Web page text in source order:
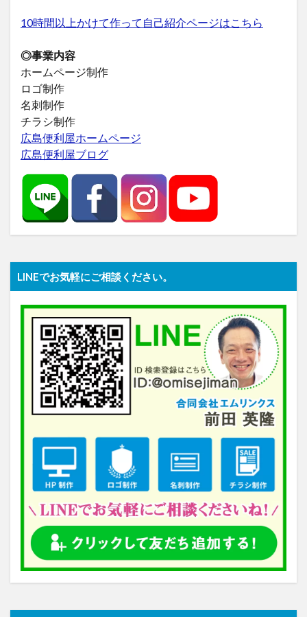
10時間以上かけて作って自己紹介ページはこちら
◎事業内容
ホームページ制作
ロゴ制作
名刺制作
チラシ制作
広島便利屋ホームページ
広島便利屋ブログ
LINEでお気軽にご相談ください。